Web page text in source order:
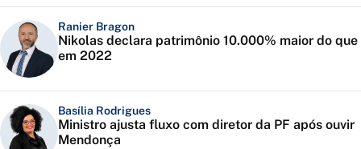
Ranier Bragon
Nikolas declara patrimônio 10.000% maior do que
em 2022
Basília Rodrigues
Ministro ajusta fluxo com diretor da PF após ouvir
Mendonça